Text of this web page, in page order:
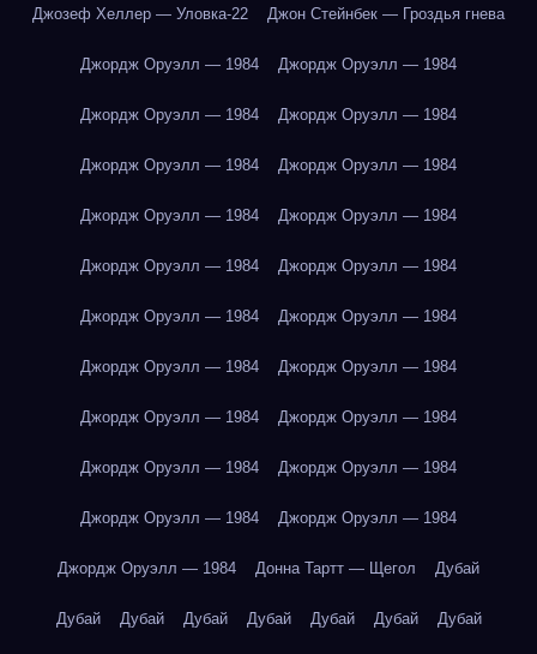
Джозеф Хеллер — Уловка-22 Джон Стейнбек — Гроздья гнева
Джордж Оруэлл — 1984 Джордж Оруэлл — 1984
Джордж Оруэлл — 1984 Джордж Оруэлл — 1984
Джордж Оруэлл — 1984 Джордж Оруэлл — 1984
Джордж Оруэлл — 1984 Джордж Оруэлл — 1984
Джордж Оруэлл — 1984 Джордж Оруэлл — 1984
Джордж Оруэлл — 1984 Джордж Оруэлл — 1984
Джордж Оруэлл — 1984 Джордж Оруэлл — 1984
Джордж Оруэлл — 1984 Джордж Оруэлл — 1984
Джордж Оруэлл — 1984 Джордж Оруэлл — 1984
Джордж Оруэлл — 1984 Джордж Оруэлл — 1984
Джордж Оруэлл — 1984 Донна Тартт — Щегол Дубай
Дубай Дубай Дубай Дубай Дубай Дубай Дубай